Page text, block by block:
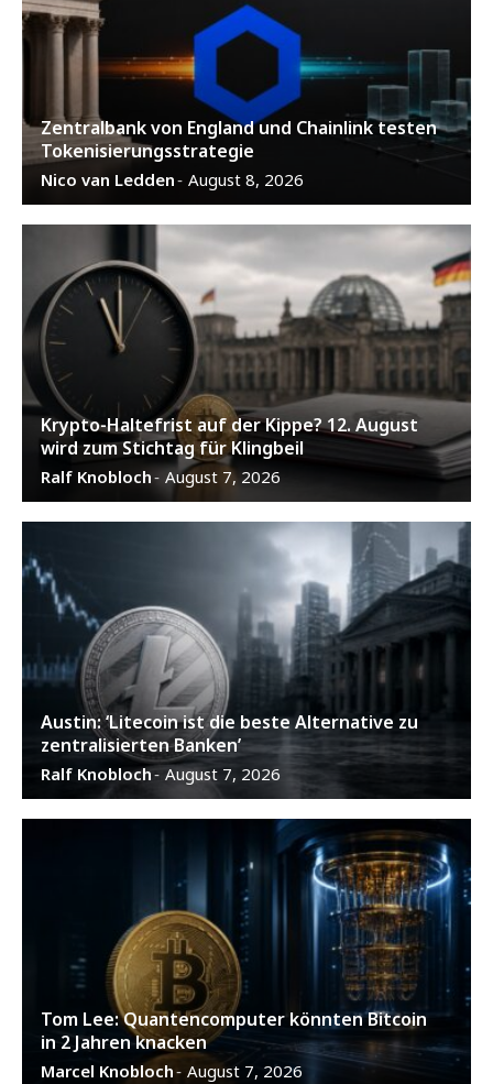
Zentralbank von England und Chainlink testen
Tokenisierungsstrategie
Nico van Ledden- August 8, 2026
Krypto-Haltefrist auf der Kippe? 12. August
wird zum Stichtag für Klingbeil
Ralf Knobloch- August 7, 2026
Austin: ‘Litecoin ist die beste Alternative zu
zentralisierten Banken’
Ralf Knobloch- August 7, 2026
Tom Lee: Quantencomputer könnten Bitcoin
in 2 Jahren knacken
Marcel Knobloch- August 7, 2026